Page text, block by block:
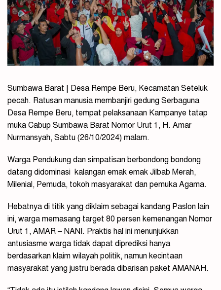
Sumbawa Barat | Desa Rempe Beru, Kecamatan Seteluk
pecah. Ratusan manusia membanjiri gedung Serbaguna
Desa Rempe Beru, tempat pelaksanaan Kampanye tatap
muka Cabup Sumbawa Barat Nomor Urut 1, H. Amar
Nurmansyah, Sabtu (26/10/2024) malam.
Warga Pendukung dan simpatisan berbondong bondong
datang didominasi kalangan emak emak Jilbab Merah,
Milenial, Pemuda, tokoh masyarakat dan pemuka Agama.
Hebatnya di titik yang diklaim sebagai kandang Paslon lain
ini, warga memasang target 80 persen kemenangan Nomor
Urut 1, AMAR – NANI. Praktis hal ini menunjukkan
antusiasme warga tidak dapat diprediksi hanya
berdasarkan klaim wilayah politik, namun kecintaan
masyarakat yang justru berada dibarisan paket AMANAH.